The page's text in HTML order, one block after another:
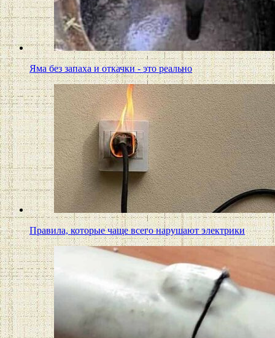
Яма без запаха и откачки - это реально
Правила, которые чаще всего нарушают электрики